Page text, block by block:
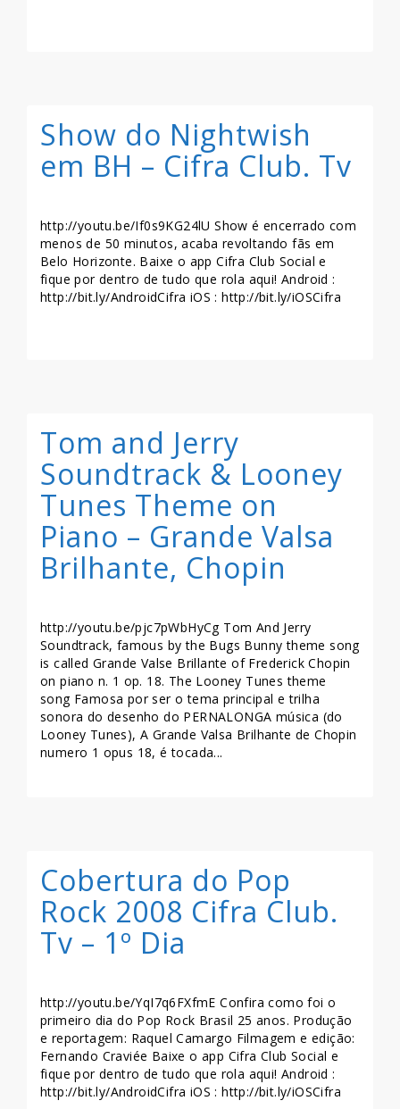
Show do Nightwish
em BH – Cifra Club. Tv
http://youtu.be/If0s9KG24lU Show é encerrado com
menos de 50 minutos, acaba revoltando fãs em
Belo Horizonte. Baixe o app Cifra Club Social e
fique por dentro de tudo que rola aqui! Android :
http://bit.ly/AndroidCifra iOS : http://bit.ly/iOSCifra
Tom and Jerry
Soundtrack & Looney
Tunes Theme on
Piano – Grande Valsa
Brilhante, Chopin
http://youtu.be/pjc7pWbHyCg Tom And Jerry
Soundtrack, famous by the Bugs Bunny theme song
is called Grande Valse Brillante of Frederick Chopin
on piano n. 1 op. 18. The Looney Tunes theme
song Famosa por ser o tema principal e trilha
sonora do desenho do PERNALONGA música (do
Looney Tunes), A Grande Valsa Brilhante de Chopin
numero 1 opus 18, é tocada...
Cobertura do Pop
Rock 2008 Cifra Club.
Tv – 1º Dia
http://youtu.be/YqI7q6FXfmE Confira como foi o
primeiro dia do Pop Rock Brasil 25 anos. Produção
e reportagem: Raquel Camargo Filmagem e edição:
Fernando Craviée Baixe o app Cifra Club Social e
fique por dentro de tudo que rola aqui! Android :
http://bit.ly/AndroidCifra iOS : http://bit.ly/iOSCifra